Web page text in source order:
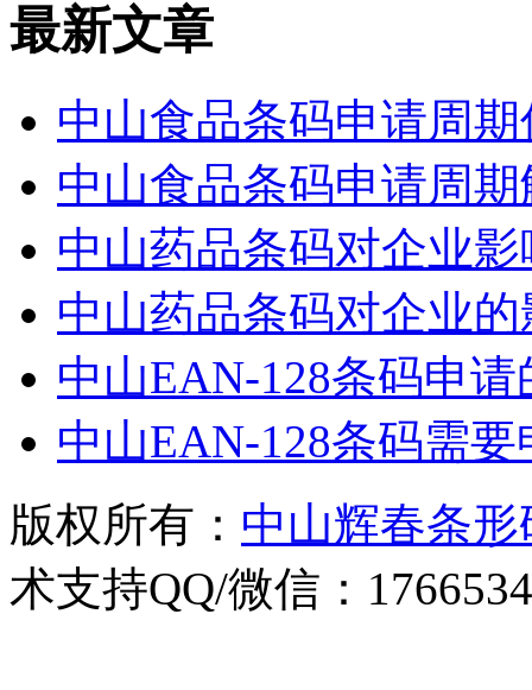
最新文章
中山食品条码申请周
中山食品条码申请周期
中山药品条码对企业
中山药品条码对企业
中山EAN-128条码申
中山EAN-128条码需
版权所有： 中山辉春条
术支持QQ/微信：